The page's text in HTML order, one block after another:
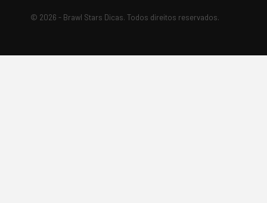
© 2026 - Brawl Stars Dicas. Todos direitos reservados.